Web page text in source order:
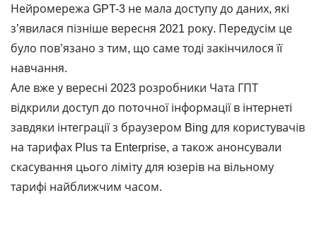
Нейромережа GPT-3 не мала доступу до даних, які
з’явилася пізніше вересня 2021 року. Передусім це
було пов’язано з тим, що саме тоді закінчилося її
навчання.
Але вже у вересні 2023 розробники Чата ГПТ
відкрили доступ до поточної інформації в інтернеті
завдяки інтеграції з браузером Bing для користувачів
на тарифах Plus та Enterprise, а також анонсували
скасування цього ліміту для юзерів на вільному
тарифі найближчим часом.